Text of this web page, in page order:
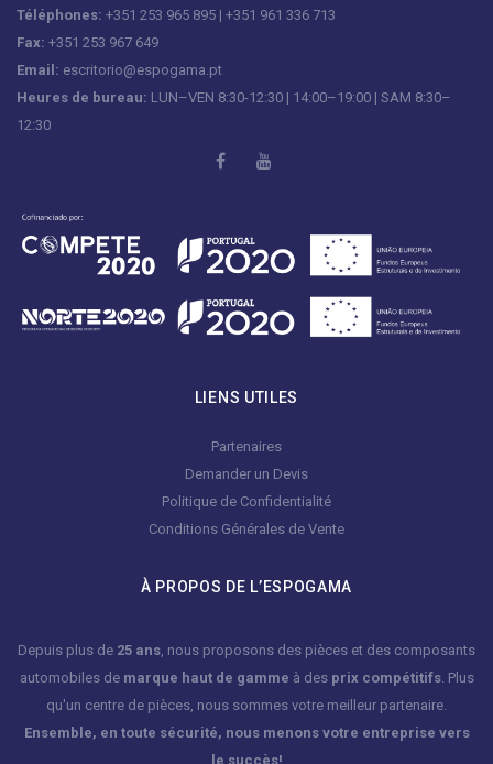
Téléphones: +351 253 965 895 | +351 961 336 713
Fax: +351 253 967 649
Email: escritorio@espogama.pt
Heures de bureau: LUN–VEN 8:30-12:30 | 14:00–19:00 | SAM 8:30–
12:30
LIENS UTILES
Partenaires
Demander un Devis
Politique de Confidentialité
Conditions Générales de Vente
À PROPOS DE L’ESPOGAMA
Depuis plus de 25 ans, nous proposons des pièces et des composants
automobiles de marque haut de gamme à des prix compétitifs. Plus
qu'un centre de pièces, nous sommes votre meilleur partenaire.
Ensemble, en toute sécurité, nous menons votre entreprise vers
le succès!